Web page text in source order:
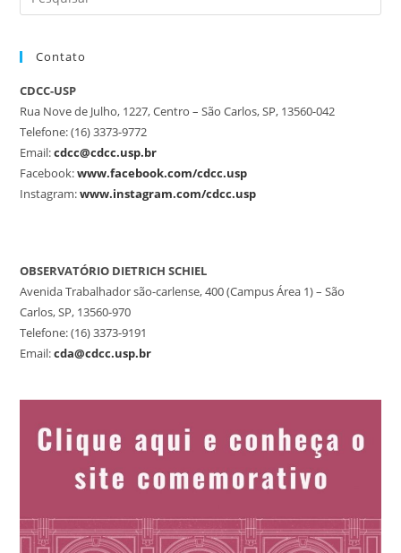
Contato
CDCC-USP
Rua Nove de Julho, 1227, Centro – São Carlos, SP, 13560-042
Telefone: (16) 3373-9772
Email:cdcc@cdcc.usp.br
Facebook:www.facebook.com/cdcc.usp
Instagram:www.instagram.com/cdcc.usp
OBSERVATÓRIO DIETRICH SCHIEL
Avenida Trabalhador são-carlense, 400 (Campus Área 1) – São
Carlos, SP, 13560-970
Telefone: (16) 3373-9191
Email:cda@cdcc.usp.br